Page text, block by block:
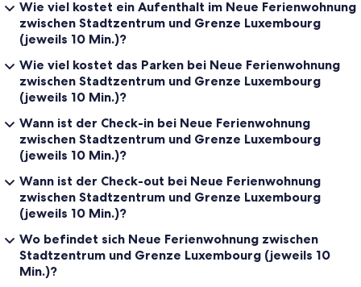
Wie viel kostet ein Aufenthalt im Neue Ferienwohnung
zwischen Stadtzentrum und Grenze Luxembourg
(jeweils 10 Min.)?
Wie viel kostet das Parken bei Neue Ferienwohnung
zwischen Stadtzentrum und Grenze Luxembourg
(jeweils 10 Min.)?
Wann ist der Check-in bei Neue Ferienwohnung
zwischen Stadtzentrum und Grenze Luxembourg
(jeweils 10 Min.)?
Wann ist der Check-out bei Neue Ferienwohnung
zwischen Stadtzentrum und Grenze Luxembourg
(jeweils 10 Min.)?
Wo befindet sich Neue Ferienwohnung zwischen
Stadtzentrum und Grenze Luxembourg (jeweils 10
Min.)?